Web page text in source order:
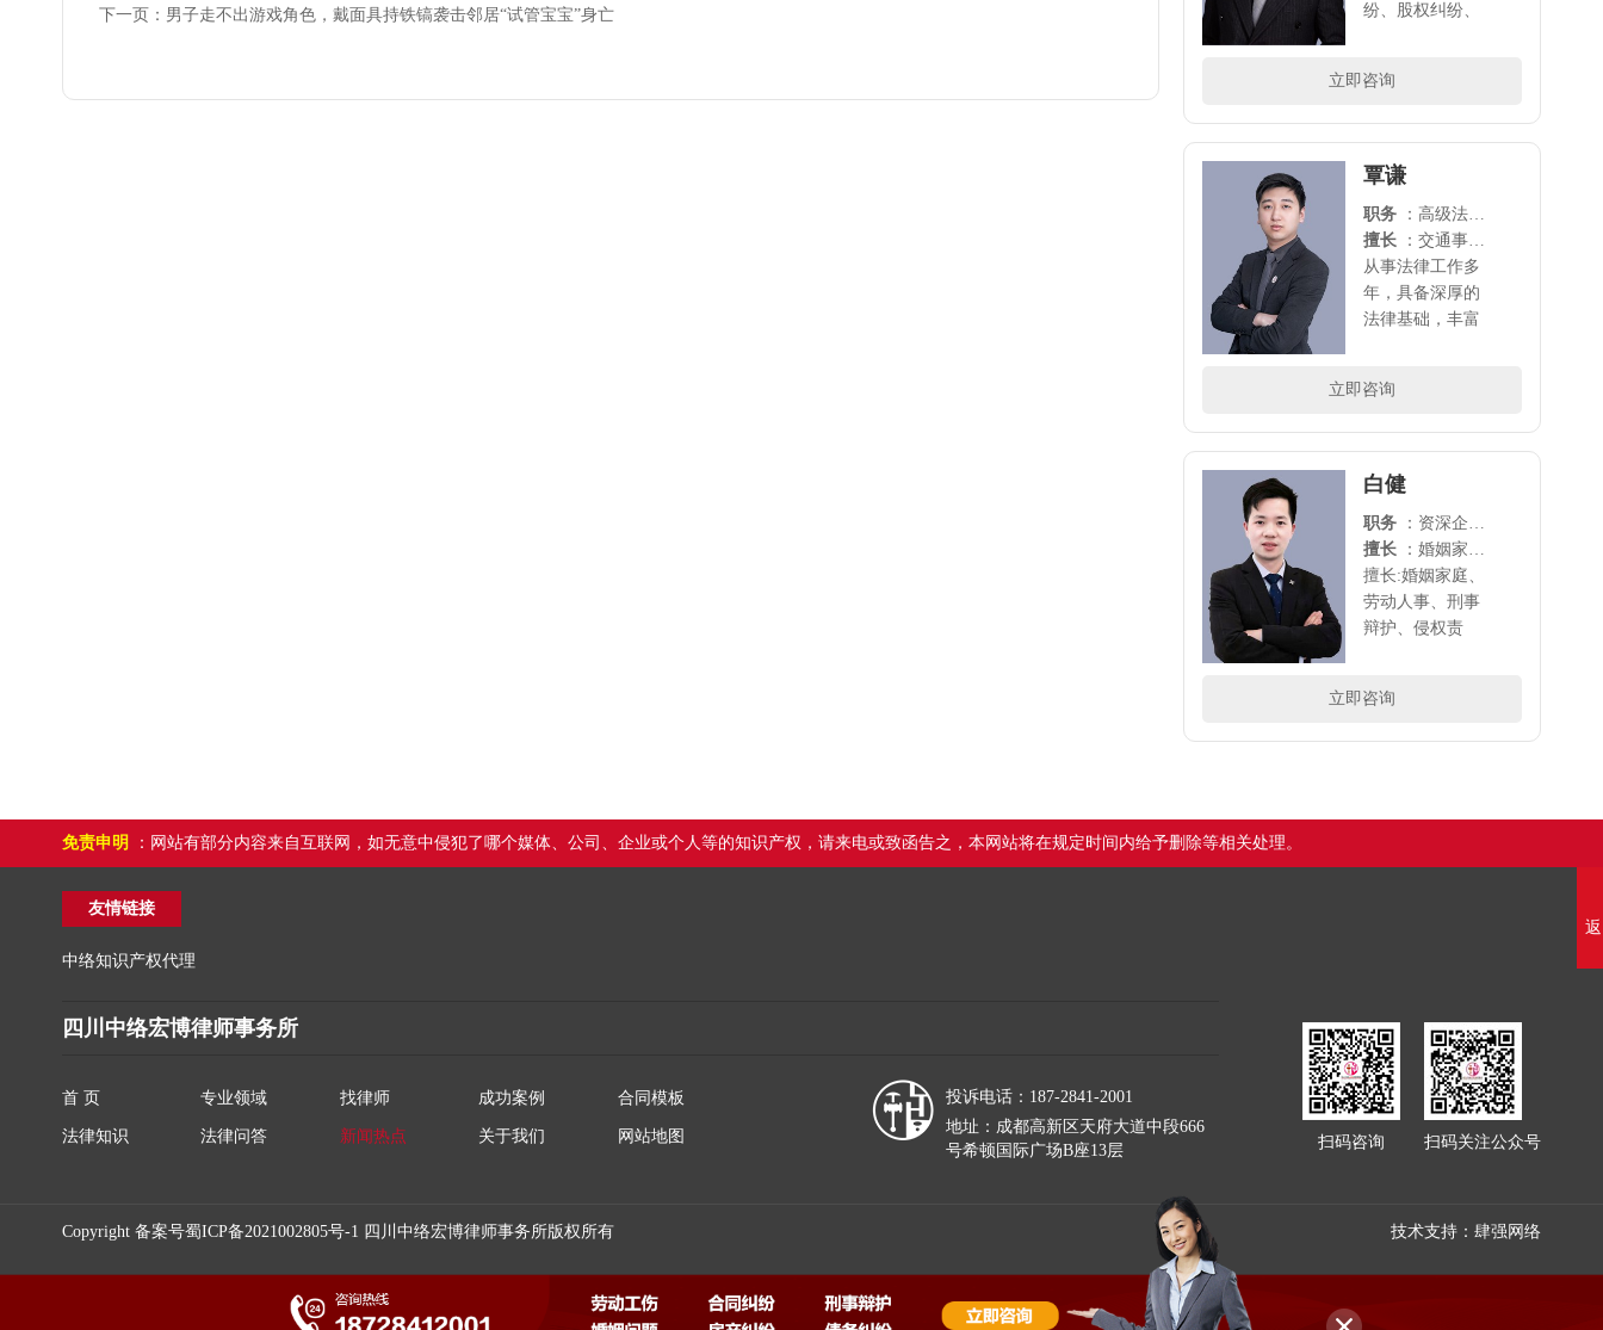
下一页：男子走不出游戏角色，戴面具持铁镐袭击邻居“试管宝宝”身亡
纷、股权纠纷、
立即咨询
覃谦
职务 ：高级法律顾问
擅长 ：交通事故，债务纠纷，工伤赔偿，法律顾问，知识产权等领域
从事法律工作多
年，具备深厚的
法律基础，丰富
法、公司法做为
代理过多家公司
的法律事务，尤
立即咨询
白健
职务 ：资深企业法务
擅长 ：婚姻家庭、劳动人事、刑事辩护、侵权责任、企业法律顾问
擅长:婚姻家庭、
劳动人事、刑事
辩护、侵权责
立即咨询
免责申明 ：网站有部分内容来自互联网，如无意中侵犯了哪个媒体、公司、企业或个人等的知识产权，请来电或致函告之，本网站将在规定时间内给予删除等相关处理。
友情链接
中络知识产权代理
四川中络宏博律师事务所
首 页 专业领域 找律师 成功案例 合同模板
法律知识 法律问答 新闻热点 关于我们 网站地图
投诉电话：187-2841-2001
地址：成都高新区天府大道中段666
号希顿国际广场B座13层
扫码关注公众号
扫码咨询
Copyright 备案号蜀ICP备2021002805号-1 四川中络宏博律师事务所版权所有 技术支持：肆强网络